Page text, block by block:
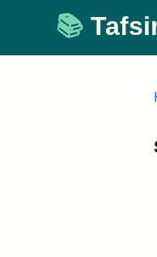
content